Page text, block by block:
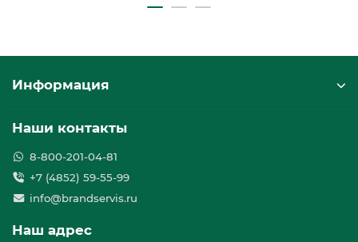
Информация
Наши контакты
8-800-201-04-81
+7 (4852) 59-55-99
info@brandservis.ru
Наш адрес